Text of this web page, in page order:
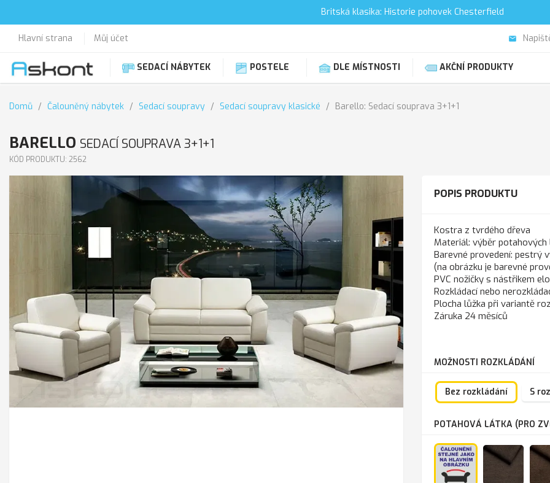
Britská klasika: Historie pohovek Chesterfield
Hlavní strana Můj účet email
SEDACÍ NÁBYTEK POSTELE DLE MÍSTNOSTI AKČNÍ PRODUKTY
Domů Čalouněný nábytek Sedací soupravy Sedací soupravy klasické Barello: Sedací souprava 3+1+1
BARELLO SEDACÍ SOUPRAVA 3+1+1
KÓD PRODUKTU: 2562
POPIS PRODUKTU
Kostra z tvrdého dřeva
Materiál: výběr potahových
Barevné provedení: pestrý
(na obrázku je barevné
PVC nožičky s nástřikem
Rozkládací nebo
Plocha lůžka při variantě
Záruka 24 měsíců
MOŽNOSTI ROZKLÁDÁNÍ
Bez rozkládání S
POTAHOVÁ LÁTKA (PRO